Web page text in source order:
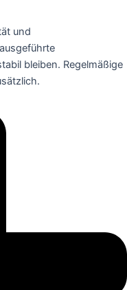
und
bleiben. Regelmäßige